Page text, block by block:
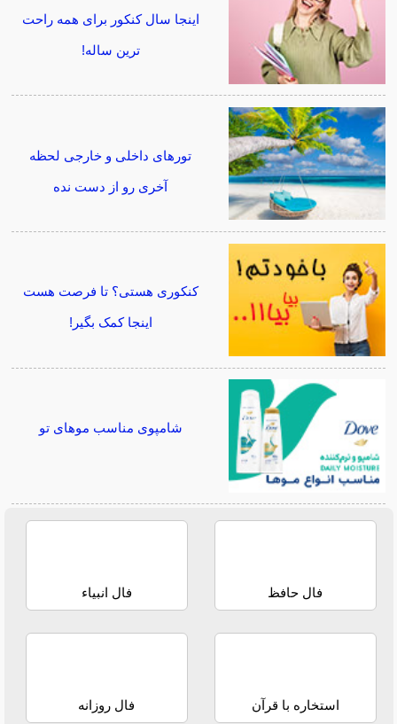
اینجا سال کنکور برای همه راحت
ترین ساله!
تورهای داخلی و خارجی لحظه
آخری رو از دست نده
کنکوری هستی؟ تا فرصت هست
اینجا کمک بگیر!
شامپوی مناسب موهای تو
فال حافظ فال انبیاء
استخاره با قرآن فال روزانه